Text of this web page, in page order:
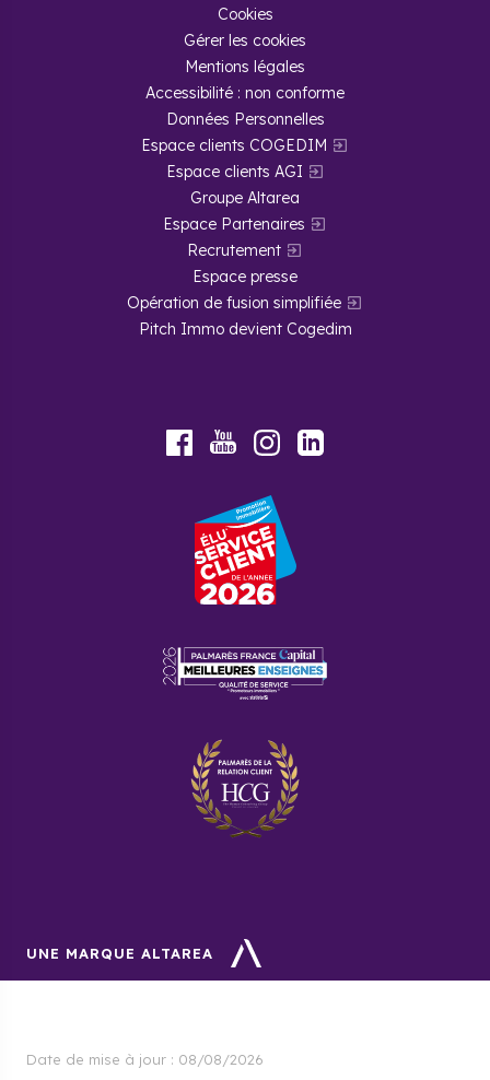
Cookies
Gérer les cookies
Mentions légales
Accessibilité : non conforme
Données Personnelles
Espace clients COGEDIM
Espace clients AGI
Groupe Altarea
Espace Partenaires
Recrutement
Espace presse
Opération de fusion simplifiée
Pitch Immo devient Cogedim
FacebookYoutubeInstagram
UNE MARQUE ALTAREA
Date de mise à jour : 08/08/2026